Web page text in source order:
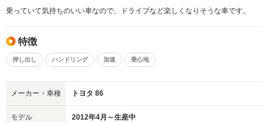
乗っていて気持ちのいい車なので、ドライブなど楽しくなりそうな車です。
特徴
押し出し ハンドリング 加速 乗心地
メーカー・車種 トヨタ 86
モデル 2012年4月～生産中